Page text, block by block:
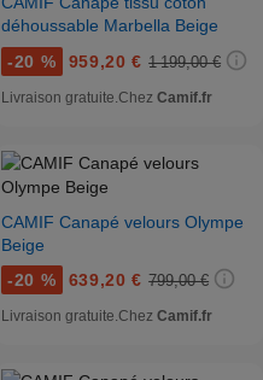
déhoussable Marbella Beige
-20 % 959,20 € 1 199,00 €
Livraison gratuite. Chez Camif.fr
CAMIF Canapé velours Olympe
Beige
-20 % 639,20 € 799,00 €
Livraison gratuite.Chez Camif.fr